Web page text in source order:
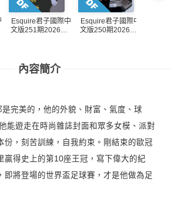
Esquire君子國際中
文版251期2026年7
Esquire君子國際中
文版250期2026年6
內容簡介
完美的，他的外貌、財富、氣度、球
能遊走在時尚雜誌封面和眾多女模、派對
份，刻苦訓練，自我約束。剛結束的歐冠
贏得史上的第10座王冠，寫下偉大的紀
即將登場的世界盃足球賽，才是他做為足